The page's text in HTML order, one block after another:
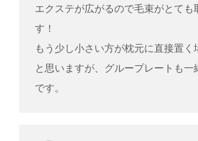
エクステが広がるので毛束がとても
す！
もう少し小さい方が枕元に直接置
と思いますが、グループレートも
です。